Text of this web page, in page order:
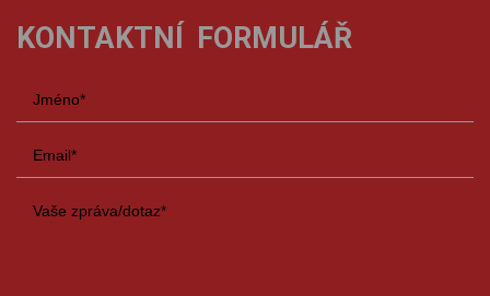
KONTAKTNÍ FORMULÁŘ